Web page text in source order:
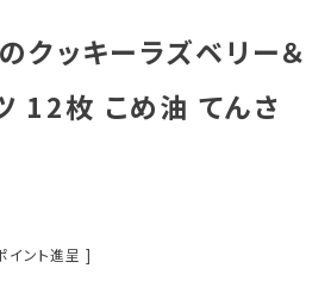
クッキーラズベリー＆
12枚 こめ油 てんさ
イント進呈 ]